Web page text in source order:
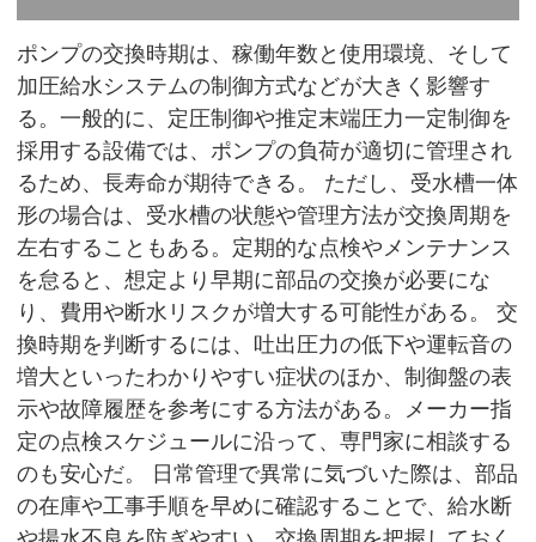
ポンプの交換時期は、稼働年数と使用環境、そして
加圧給水システムの制御方式などが大きく影響す
る。一般的に、定圧制御や推定末端圧力一定制御を
採用する設備では、ポンプの負荷が適切に管理され
るため、長寿命が期待できる。 ただし、受水槽一体
形の場合は、受水槽の状態や管理方法が交換周期を
左右することもある。定期的な点検やメンテナンス
を怠ると、想定より早期に部品の交換が必要にな
り、費用や断水リスクが増大する可能性がある。 交
換時期を判断するには、吐出圧力の低下や運転音の
増大といったわかりやすい症状のほか、制御盤の表
示や故障履歴を参考にする方法がある。メーカー指
定の点検スケジュールに沿って、専門家に相談する
のも安心だ。 日常管理で異常に気づいた際は、部品
の在庫や工事手順を早めに確認することで、給水断